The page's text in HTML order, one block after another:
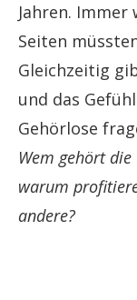
Jahren.
Seiten
Gleichzeitig
und das
Gehörlose
Wem gehört
warum
andere?